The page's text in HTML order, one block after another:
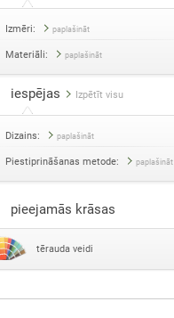
Izmēri: paplašināt
Materiāli: paplašināt
iespējas Izpētīt visu
Dizains: paplašināt
Piestiprināšanas metode: paplašināt
pieejamās krāsas
tērauda veidi